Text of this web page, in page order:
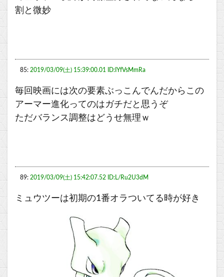
割と微妙
85: 2019/03/09(土) 15:39:00.01 ID:IYfVsMmRa
毎回映画には次の要素ぶっこんでんだからこの
アーマー進化ってのはガチだと思うぞ
ただバランス調整はどうせ無理ｗ
89: 2019/03/09(土) 15:42:07.52 ID:L/Ru2U3dM
ミュウツーは初期の1番オラついてる時が好き